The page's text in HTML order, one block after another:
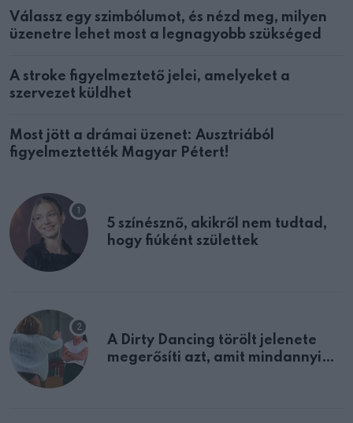
Válassz egy szimbólumot, és nézd meg, milyen
üzenetre lehet most a legnagyobb szükséged
A stroke figyelmeztető jelei, amelyeket a
szervezet küldhet
Most jött a drámai üzenet: Ausztriából
figyelmeztették Magyar Pétert!
5 színésznő, akikről nem tudtad,
hogy fiúként születtek
A Dirty Dancing törölt jelenete
megerősíti azt, amit mindannyian